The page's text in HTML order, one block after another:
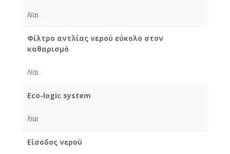
Ναι
Φίλτρο αντλίας νερού εύκολο στον
καθαρισμό
Ναι
Eco-logic system
Ναι
Είσοδος νερού